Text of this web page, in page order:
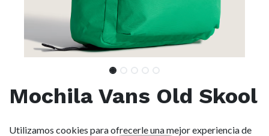
Mochila Vans Old Skool
Classic - Flx
Utilizamos cookies para ofrecerle una mejor experiencia de